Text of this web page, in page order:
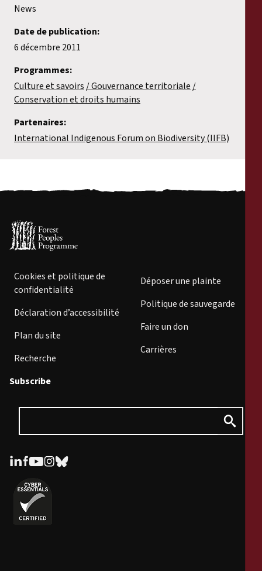
News
Date de publication:
6 décembre 2011
Programmes:
Culture et savoirs Gouvernance territoriale
Conservation et droits humains
Partenaires:
International Indigenous Forum on Biodiversity (IIFB)
Cookies et politique de
confidentialité
Déclaration d’accessibilité
Plan du site
Recherche
Déposer une plainte
Politique de sauvegarde
Faire un don
Carrières
Subscribe